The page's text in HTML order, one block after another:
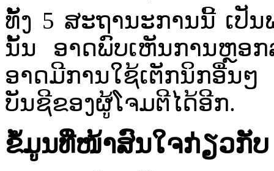
ທັັ້​ງ​ 5 ສະຖານະການ​ນີ້​ ເປັ
ນັ້ນ​ ອາດ​ພົບເຫັນ​ການ​ຫຼອກ
ອາດ​ມີ​ການ​ໃຊ້​ເຕັກ​ນິກ​ອື່ນ​
ບັນຊີ​ຂອງ​ຜູ້​ໂຈມ​ຕີ​ໄດ້​ອີກ.​
ຂໍ້​ມູນ​ທີ່​ໜ້າສົນ​ໃຈ​ກ່ຽວກັບ​